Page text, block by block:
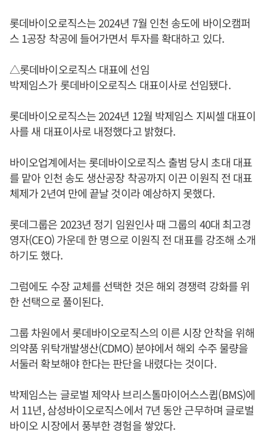
롯데바이오로직스는 2024년 7월 인천 송도에 바이오캠퍼
스 1공장 착공에 들어가면서 투자를 확대하고 있다.
△롯데바이오로직스 대표에 선임
박제임스가 롯데바이오로직스 대표이사로 선임됐다.
롯데바이오로직스는 2024년 12월 박제임스 지씨셀 대표이
사를 새 대표이사로 내정했다고 밝혔다.
바이오업계에서는 롯데바이오로직스 출범 당시 초대 대표
를 맡아 인천 송도 생산공장 착공까지 이끈 이원직 전 대표
체제가 2년여 만에 끝날 것이라 예상하지 못했다.
롯데그룹은 2023년 정기 임원인사 때 그룹의 40대 최고경
영자(CEO) 가운데 한 명으로 이원직 전 대표를 강조해 소개
하기도 했다.
그럼에도 수장 교체를 선택한 것은 해외 경쟁력 강화를 위
한 선택으로 풀이된다.
그룹 차원에서 롯데바이오로직스의 이른 시장 안착을 위해
의약품 위탁개발생산(CDMO) 분야에서 해외 수주 물량을
서둘러 확보해야 한다는 판단을 내렸다는 것이다.
박제임스는 글로벌 제약사 브리스톨마이어스스큅(BMS)에
서 11년, 삼성바이오로직스에서 7년 동안 근무하며 글로벌
바이오 시장에서 풍부한 경험을 쌓았다.